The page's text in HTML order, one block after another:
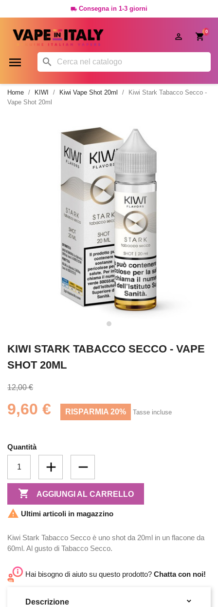
 Consegna in 1-3 giorni
0

 
Home KIWI Kiwi Vape Shot 20ml
Kiwi Stark Tabacco Secco -
Vape Shot 20ml
KIWI STARK TABACCO SECCO - VAPE
SHOT 20ML
12,00 €
9,60 € RISPARMIA 20% Tasse incluse
Quantità
 AGGIUNGI AL CARRELLO
 Ultimi articoli in magazzino
Kiwi Stark Tabacco Secco è uno shot da 20ml in un flacone da
60ml. Al gusto di Tabacco Secco.
Hai bisogno di aiuto su questo prodotto? Chatta con noi!
Descrizione 